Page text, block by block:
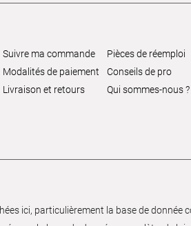
Suivre ma commande
Modalités de paiement
Livraison et retours
Pièces de réemploi
Conseils de pro
Qui sommes-nous ?
ici, particulièrement la base de donnée